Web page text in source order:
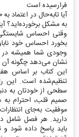
فرارسیده است
آیا تابه‌حال در
به مشکل برخورده‌اید؟
وقتی احساس شایستگی
بخورد احساس خود
وجودی شما همیشه در
نشان می‌دهد چگونه آن
این کتاب بر اساس
تنظیم‌شده است. این
سطحی از خودتان به
صمیم قلب، احترام به
موفقیت به‌جای
دارید. هر فصل شامل
باید پاسخ داده شود